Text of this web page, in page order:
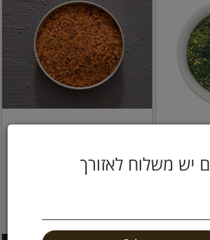
יש משלוח לאזורך
9.9 ל 100 גרם